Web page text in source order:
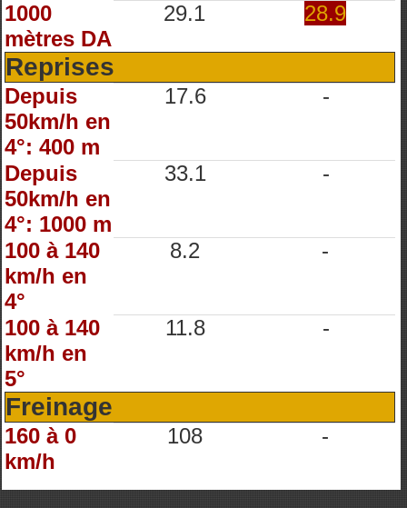
1000
mètres DA
29.1 28.9
Reprises
Depuis
50km/h en
4°: 400 m
17.6 -
Depuis
50km/h en
4°: 1000 m
33.1 -
100 à 140
km/h en
4°
8.2 -
100 à 140
km/h en
5°
11.8 -
Freinage
160 à 0
km/h
108 -